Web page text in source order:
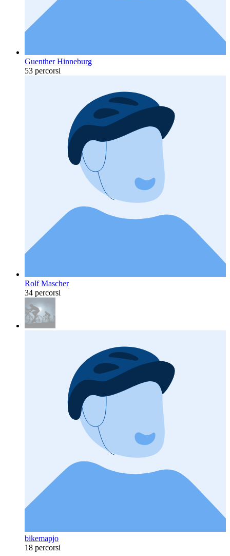
Guenther Hinneburg
53 percorsi
Rolf Mascher
34 percorsi
bikemapjo
18 percorsi